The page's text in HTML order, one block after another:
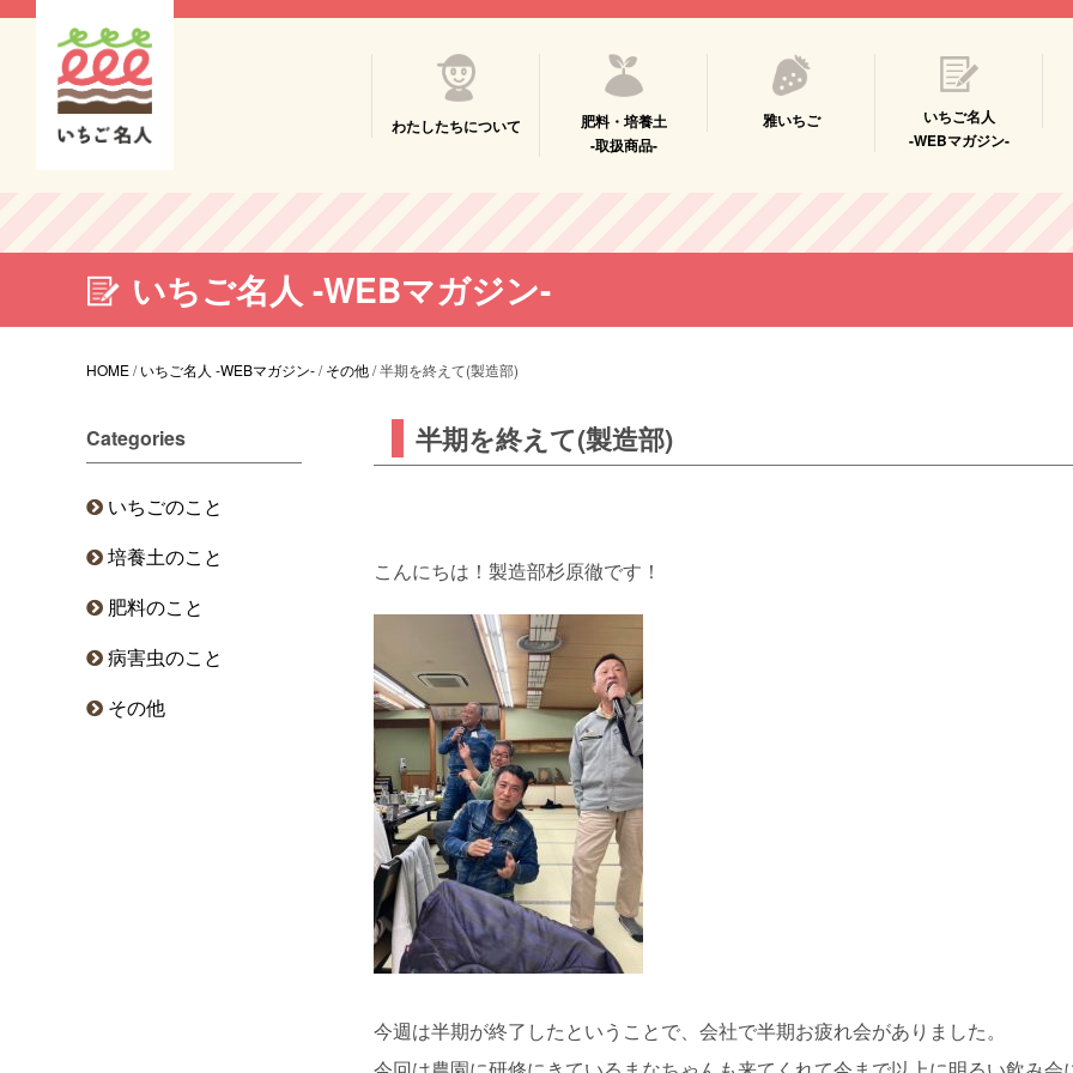
わたしたちについて
肥料・培養土
-取扱商品-
雅いちご
いちご名人
-WEBマガジン-
いちご名人 -WEBマガジン-
HOME/いちご名人 -WEBマガジン-/その他/半期を終えて(製造部)
半期を終えて(製造部)
こんにちは！製造部杉原徹です！
今週は半期が終了したということで、会社で半期お疲れ会がありました。
Categories
いちごのこと
培養土のこと
肥料のこと
病害虫のこと
その他